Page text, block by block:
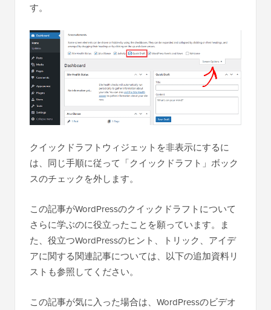
す。
クイックドラフトウィジェットを非表示にするに
は、同じ手順に従って「クイックドラフト」ボック
スのチェックを外します。
この記事がWordPressのクイックドラフトについて
さらに学ぶのに役立ったことを願っています。ま
た、役立つWordPressのヒント、トリック、アイデ
アに関する関連記事については、以下の追加資料リ
ストも参照してください。
この記事が気に入った場合は、WordPressのビデオ